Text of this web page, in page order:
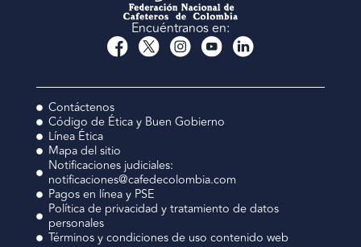
Encuéntranos en:
Contáctenos
Código de Ética y Buen Gobierno
Línea Ética
Mapa del sitio
Notificaciones judiciales:
notificaciones@cafedecolombia.com
Pagos en línea y PSE
Política de privacidad y tratamiento de datos
personales
Términos y condiciones de uso contenido web